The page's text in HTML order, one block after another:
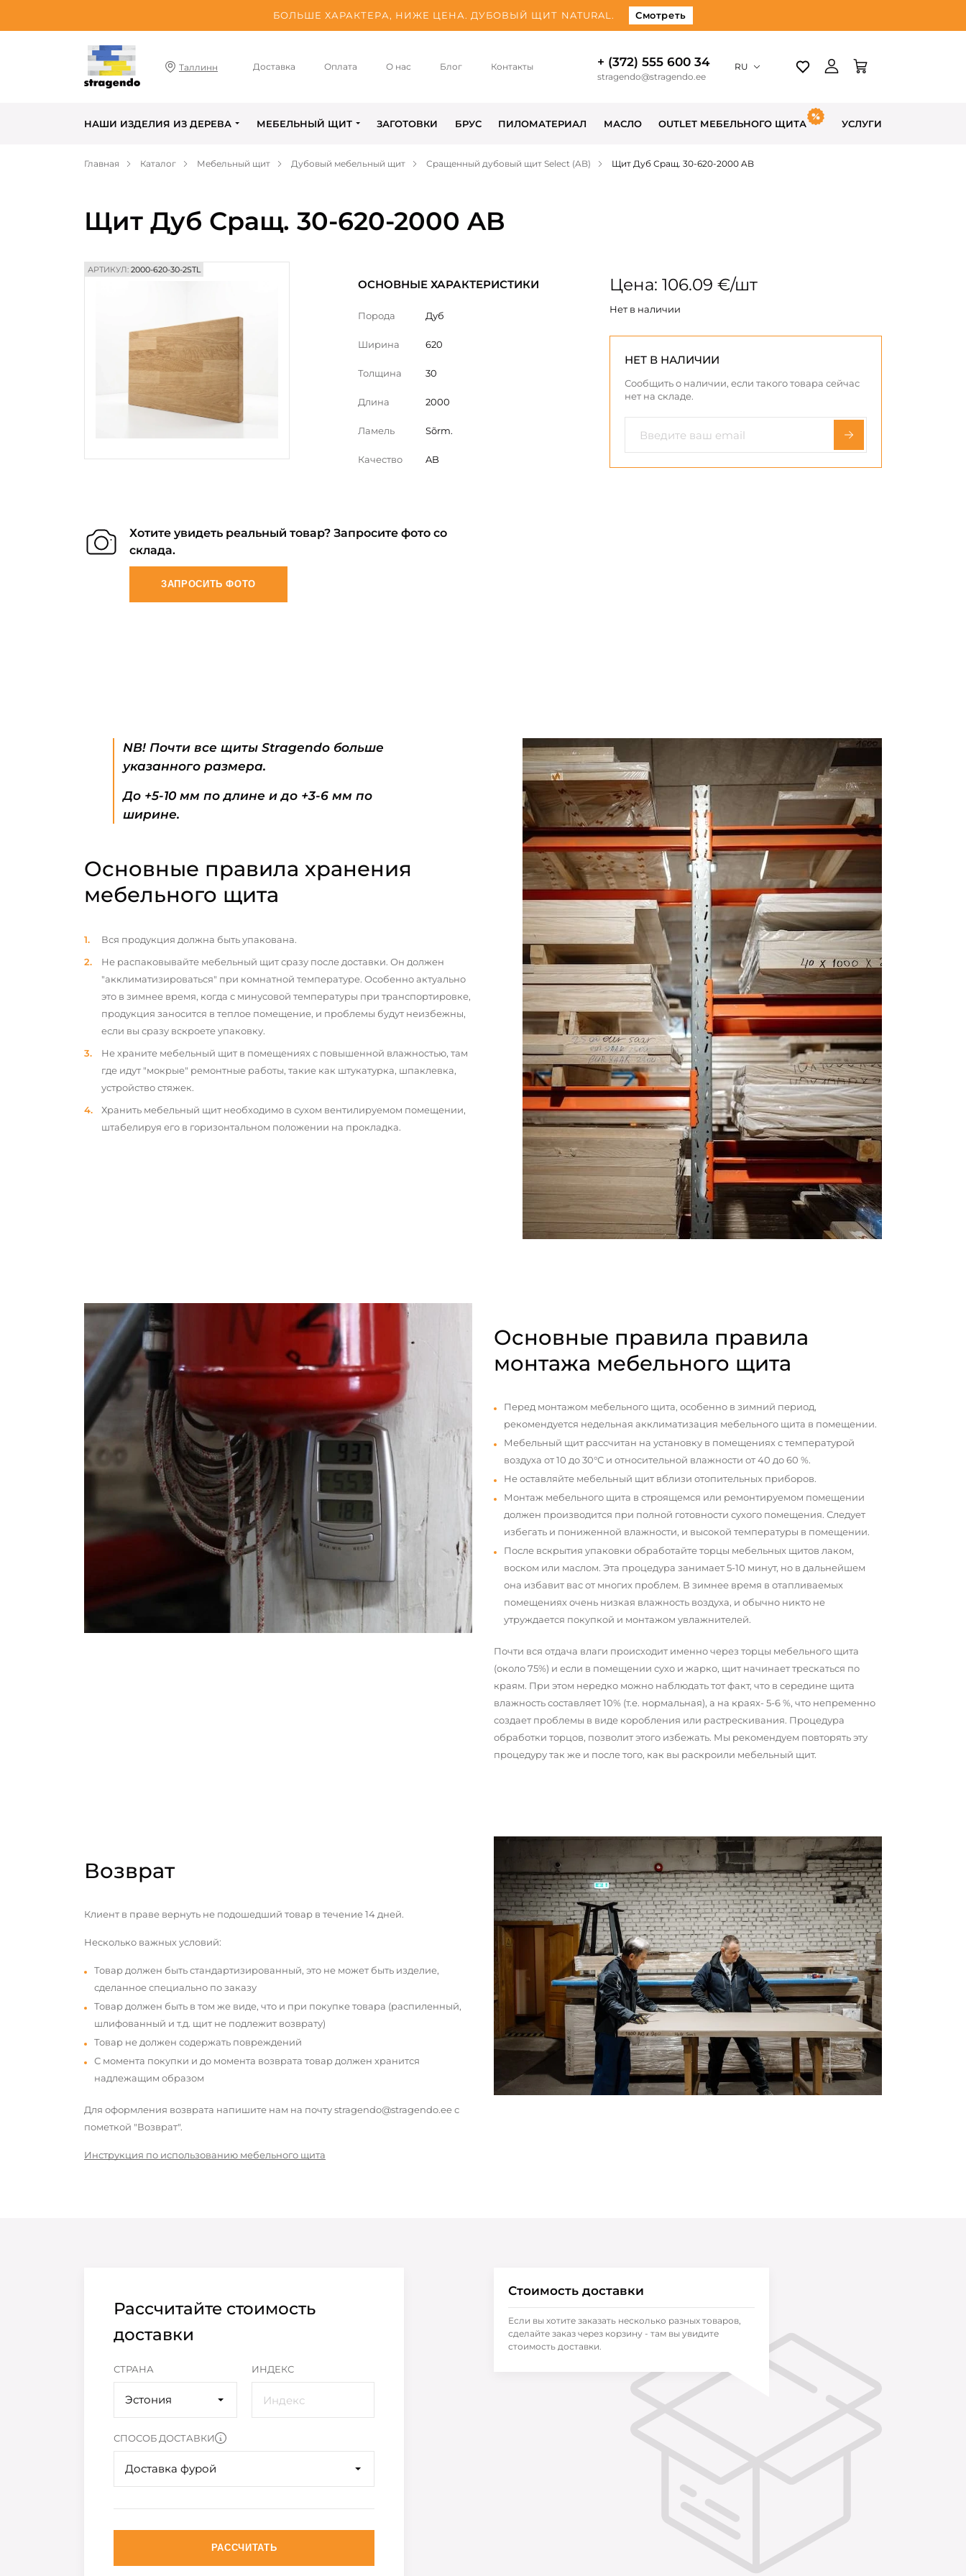
БОЛЬШЕ ХАРАКТЕРА, НИЖЕ ЦЕНА. ДУБОВЫЙ ЩИТ NATURAL. Смотреть
Таллинн Доставка Оплата О нас Блог Контакты + (372) 555 600 34
stragendo@stragendo.ee
RU
НАШИ ИЗДЕЛИЯ ИЗ ДЕРЕВА МЕБЕЛЬНЫЙ ЩИТ ЗАГОТОВКИ БРУС ПИЛОМАТЕРИАЛ МАСЛО OUTLET МЕБЕЛЬНОГО ЩИТА УСЛУГИ
Главная Каталог Мебельный щит Дубовый мебельный щит Сращенный дубовый щит Select (AB) Щит Дуб Сращ. 30-620-2000 AB
Щит Дуб Сращ. 30-620-2000 AB
АРТИКУЛ: 2000-620-30-2STL
ОСНОВНЫЕ ХАРАКТЕРИСТИКИ
Порода Дуб
Ширина 620
Толщина 30
Длина 2000
Ламель Sõrm.
Качество AB
Цена: 106.09 €/шт
Нет в наличии
НЕТ В НАЛИЧИИ
Сообщить о наличии, если такого товара сейчас
нет на складе.
Хотите увидеть реальный товар? Запросите фото со
склада.
ЗАПРОСИТЬ ФОТО
NB! Почти все щиты Stragendo больше
указанного размера.
До +5-10 мм по длине и до +3-6 мм по
ширине.
Основные правила хранения
мебельного щита
Вся продукция должна быть упакована.
Не распаковывайте мебельный щит сразу после доставки. Он должен
"акклиматизироваться" при комнатной температуре. Особенно актуально
это в зимнее время, когда с минусовой температуры при транспортировке,
продукция заносится в теплое помещение, и проблемы будут неизбежны,
если вы сразу вскроете упаковку.
Не храните мебельный щит в помещениях с повышенной влажностью, там
где идут "мокрые" ремонтные работы, такие как штукатурка, шпаклевка,
устройство стяжек.
Хранить мебельный щит необходимо в сухом вентилируемом помещении,
штабелируя его в горизонтальном положении на прокладка.
Основные правила правила
монтажа мебельного щита
Перед монтажом мебельного щита, особенно в зимний период,
рекомендуется недельная акклиматизация мебельного щита в помещении.
Мебельный щит рассчитан на установку в помещениях с температурой
воздуха от 10 до 30°С и относительной влажности от 40 до 60 %.
Не оставляйте мебельный щит вблизи отопительных приборов.
Монтаж мебельного щита в строящемся или ремонтируемом помещении
должен производится при полной готовности сухого помещения. Следует
избегать и пониженной влажности, и высокой температуры в помещении.
После вскрытия упаковки обработайте торцы мебельных щитов лаком,
воском или маслом. Эта процедура занимает 5-10 минут, но в дальнейшем
она избавит вас от многих проблем. В зимнее время в отапливаемых
помещениях очень низкая влажность воздуха, и обычно никто не
утруждается покупкой и монтажом увлажнителей.
Почти вся отдача влаги происходит именно через торцы мебельного щита
(около 75%) и если в помещении сухо и жарко, щит начинает трескаться по
краям. При этом нередко можно наблюдать тот факт, что в середине щита
влажность составляет 10% (т.е. нормальная), а на краях- 5-6 %, что непременно
создает проблемы в виде коробления или растрескивания. Процедура
обработки торцов, позволит этого избежать. Мы рекомендуем повторять эту
процедуру так же и после того, как вы раскроили мебельный щит.
Возврат
Клиент в праве вернуть не подошедший товар в течение 14 дней.
Несколько важных условий:
Товар должен быть стандартизированный, это не может быть изделие,
сделанное специально по заказу
Товар должен быть в том же виде, что и при покупке товара (распиленный,
шлифованный и т.д. щит не подлежит возврату)
Товар не должен содержать повреждений
С момента покупки и до момента возврата товар должен хранится
надлежащим образом
Для оформления возврата напишите нам на почту stragendo@stragendo.ee с
пометкой "Возврат".
Инструкция по использованию мебельного щита
Рассчитайте стоимость
доставки
СТРАНА
Эстония
ИНДЕКС
СПОСОБ ДОСТАВКИ
Доставка фурой
РАССЧИТАТЬ
Стоимость доставки
Если вы хотите заказать несколько разных товаров,
сделайте заказ через корзину - там вы увидите
стоимость доставки.